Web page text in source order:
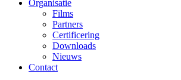
Organisatie
Films
Partners
Certificering
Downloads
Nieuws
Contact